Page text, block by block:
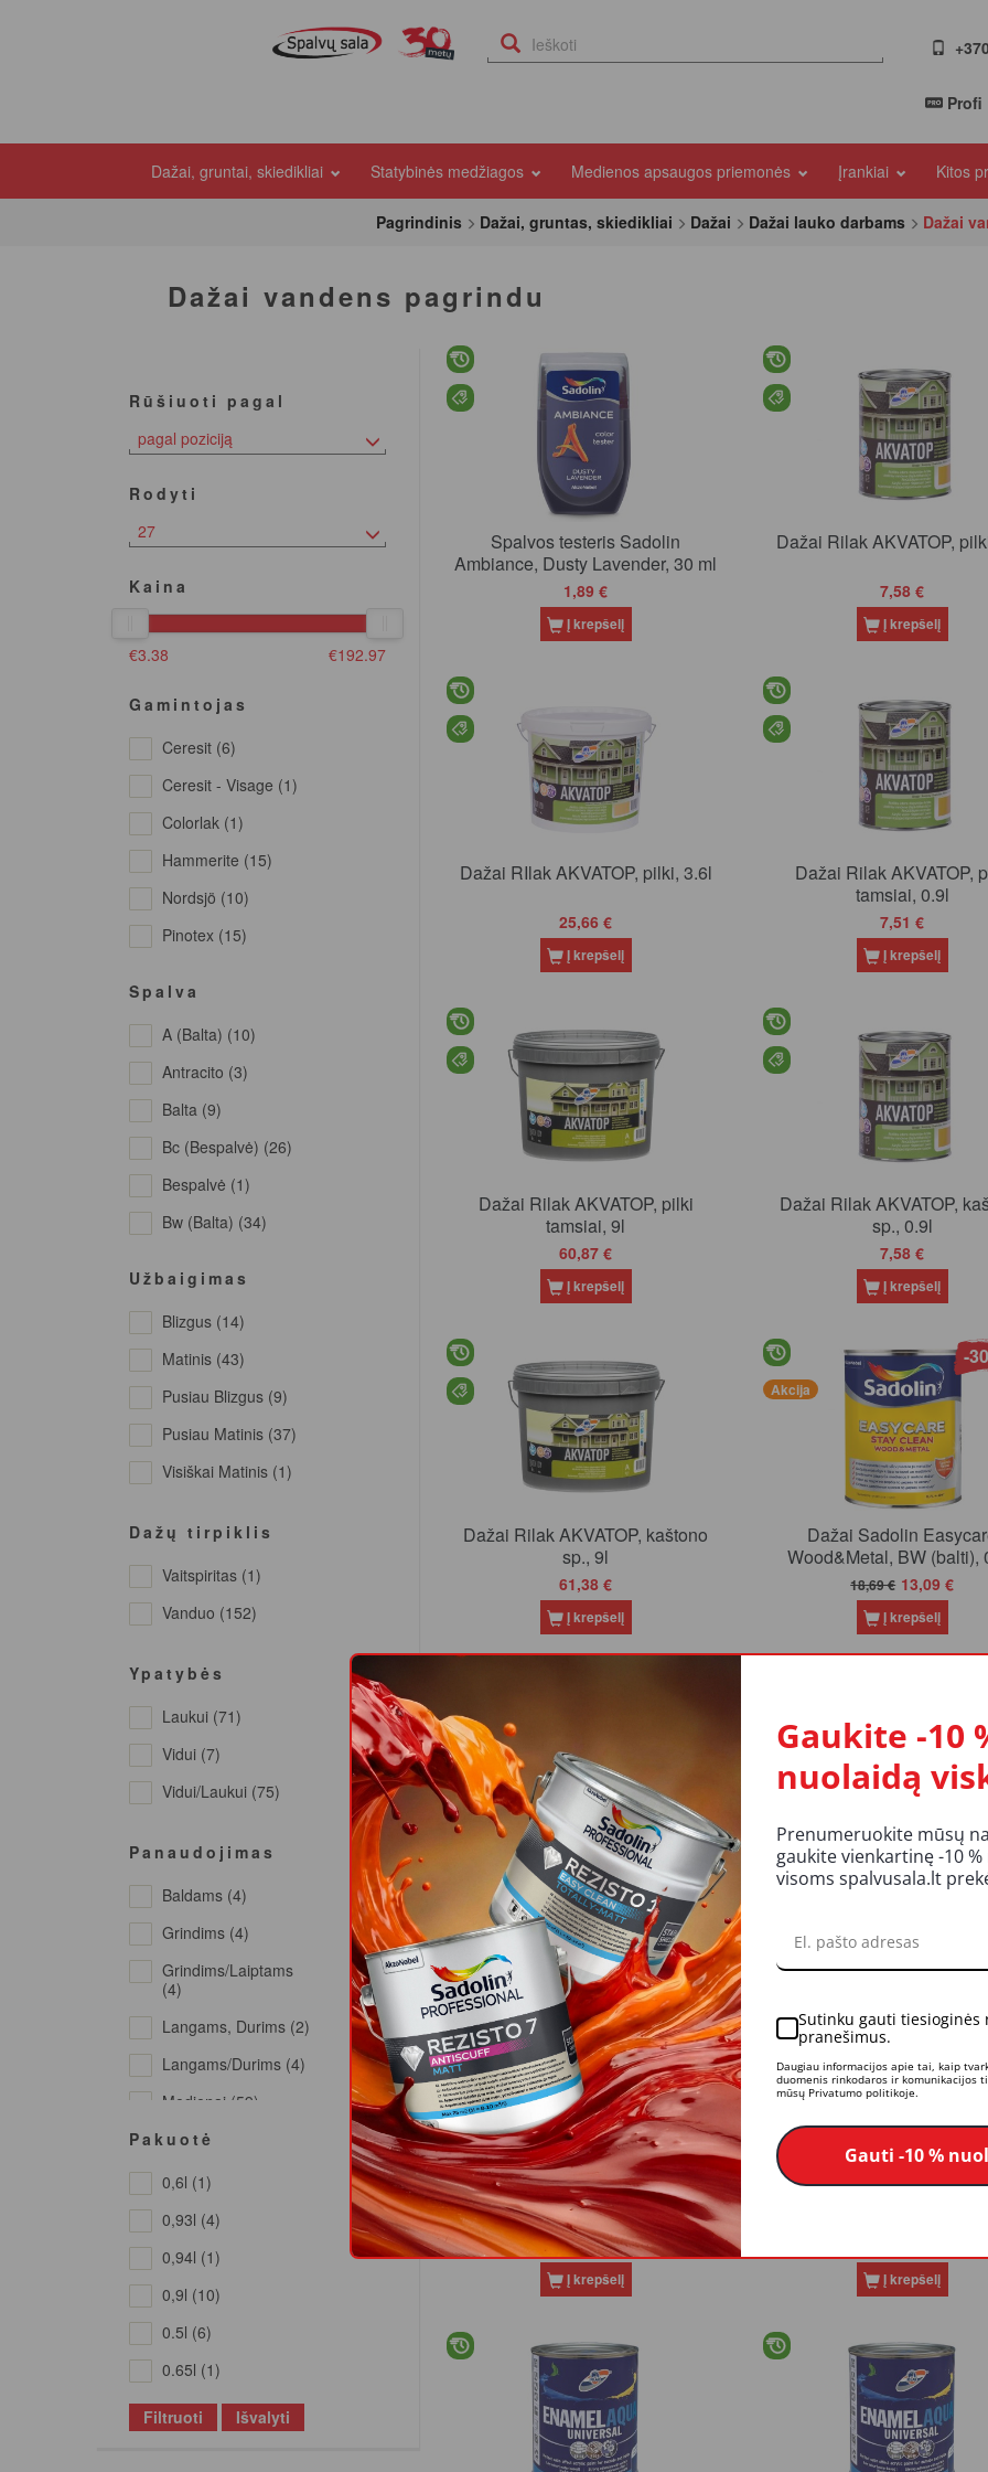
Profi
Dažai, gruntai, skiedikliai Statybinės medžiagos Medienos apsaugos priemonės Įrankiai Kitos
Pagrindinis
Dažai, gruntas, skiedikliai Dažai Dažai lauko darbams Dažai
Dažai vandens pagrindu
Rūšiuoti pagal
pagal poziciją
Rodyti
27
Kaina
€3.38 €192.97
Gamintojas
Ceresit (6)
Ceresit - Visage (1)
Colorlak (1)
Hammerite (15)
Nordsjö (10)
Pinotex (15)
Sadolin Professional
(1)
Spalva
A (balta) (10)
Antracito (3)
Balta (9)
Bc (bespalvė) (26)
Bespalvė (1)
Bw (balta) (34)
Geltona (3)
Geltoni (3)
Juoda (5)
Juodi (3)
Kaštonas (2)
Kaštono (3)
Pilka Tamsiai (3)
Raudona (2)
Raudonai Ruda (5)
Ruda (4)
Sidabro Pilka (1)
Tamsiai Ruda (2)
Tamsiai Žalia (2)
Žalia (3)
Užbaigimas
Blizgus (14)
Matinis (43)
Pusiau Blizgus (9)
Pusiau Matinis (37)
Visiškai Matinis (1)
Dažų tirpiklis
Vaitspiritas (1)
Vanduo (152)
Ypatybės
Laukui (71)
Vidui (7)
Vidui/laukui (75)
Panaudojimas
Baldams (4)
Grindims (4)
Grindims/laiptams
(4)
Langams, Durims (2)
Langams/durims (4)
Medienai (59)
Medienai Ir Metalui
Metalui (15)
Mineraliniams
Paviršiams (17)
Sienoms (2)
Sienų Plytelėms (4)
Universali (31)
Pakuotė
0,6l (1)
0,93l (4)
0,94l (1)
0,9l (10)
0.5l (6)
0.65l (1)
0.7l (10)
Filtruoti Išvalyti
Spalvos testeris Sadolin
Ambiance, Dusty Lavender, 30 ml
1,89 €
Į krepšelį
Dažai Rilak AKVATOP,
7,58 €
Į krepšelį
Dažai RIlak AKVATOP, pilki, 3.6l
25,66 €
Į krepšelį
Dažai Rilak AKVATOP,
tamsiai, 0.9l
7,51 €
Į krepšelį
Dažai Rilak AKVATOP, pilki
tamsiai, 9l
60,87 €
Į krepšelį
Dažai Rilak AKVATOP,
sp., 0.9l
7,58 €
Į krepšelį
Dažai Rilak AKVATOP, kaštono
sp., 9l
61,38 €
Į krepšelį
Akcija
-
Dažai Sadolin
Wood&Metal, BW (balti),
18,69 € 13,09 €
Į krepšelį
Akcija
Dažai Sadolin EasyCare
Wood&Metal, BW (balti), 4.7l
86,85 € 60,80 €
Į krepšelį
Akcija
Dažai Sadolin
Wood&Metal, BC
Į krepšelį
Dažai Rilak AKVATOP, perlo
baltumo, 0.9l
8,10 €
Į krepšelį Į krepšelį
Gaukite -10
nuolaidą
Prenumeruokite mūsų
gaukite vienkartinę -10
visoms spalvusala.lt
Sutinku gauti tiesioginės
pranešimus.
Daugiau informacijos apie tai, kaip
duomenis rinkodaros ir komunikacijos
mūsų Privatumo politikoje.
Gauti -10 %